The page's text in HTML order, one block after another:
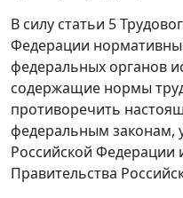
В силу статьи 5
Федерации
федеральных органов
содержащие нормы
противоречить
федеральным законам,
Российской Федерации
Правительства